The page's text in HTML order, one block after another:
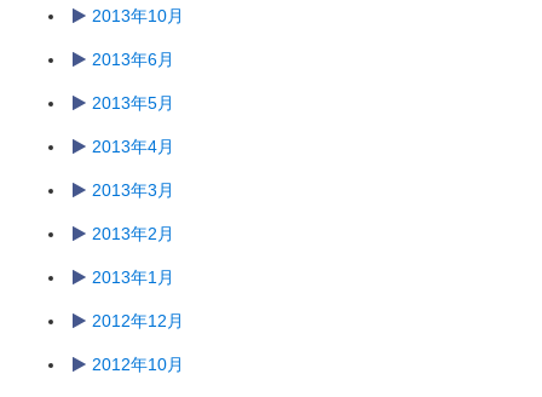
2013年10月
2013年6月
2013年5月
2013年4月
2013年3月
2013年2月
2013年1月
2012年12月
2012年10月